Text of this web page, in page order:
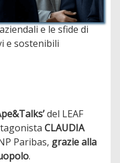
e le sfide di
e sostenibili
del LEAF
CLAUDIA
Paribas, grazie alla
.